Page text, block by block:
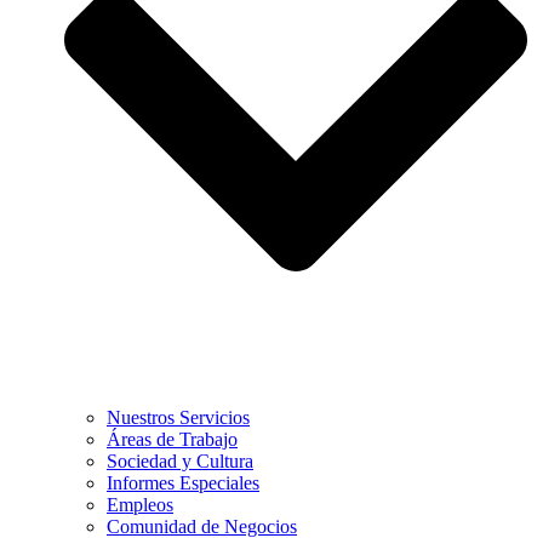
Nuestros Servicios
Áreas de Trabajo
Sociedad y Cultura
Informes Especiales
Empleos
Comunidad de Negocios